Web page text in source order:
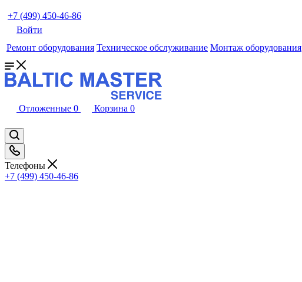
+7 (499) 450-46-86
Войти
Ремонт оборудования Техническое обслуживание Монтаж оборудования
Отложенные 0 Корзина 0
Телефоны
+7 (499) 450-46-86